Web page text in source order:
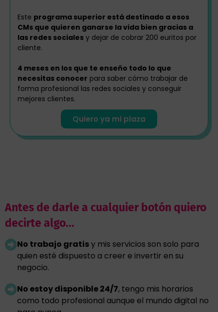
Este programa superior está destinado a esos
CMs que quieren ganarse la vida bien gracias a
las redes sociales y dejar de cobrar 200 euritos por
cliente.
4 meses en los que te enseño todo lo que
necesitas conocer para saber cómo trabajar de
forma profesional las redes sociales y conseguir
mejores clientes.
Quiero ya mi plaza
Antes de darle a cualquier botón quiero
decirte algo...
No trabajo gratisy mis servicios son solo para
quien esté dispuesto a creer e invertir en su
negocio.
No estoy disponible 24/7, tengo mis horarios
como todo profesional aunque el mundo digital no